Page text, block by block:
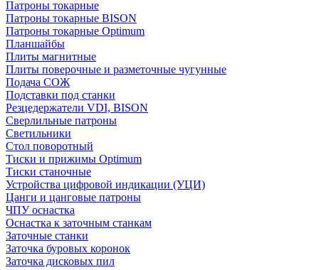
Патроны токарные
Патроны токарные BISON
Патроны токарные Optimum
Планшайбы
Плиты магнитные
Плиты поверочные и разметочные чугунные
Подача СОЖ
Подставки под станки
Резцедержатели VDI, BISON
Сверлильные патроны
Светильники
Стол поворотный
Тиски и прижимы Optimum
Тиски станочные
Устройства цифровой индикации (УЦИ)
Цанги и цанговые патроны
ЧПУ оснастка
Оснастка к заточным станкам
Заточные станки
Заточка буровых коронок
Заточка дисковых пил